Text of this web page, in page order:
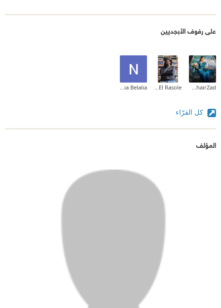
على رفوف الأبجديين
كل القرّاء
المؤلف